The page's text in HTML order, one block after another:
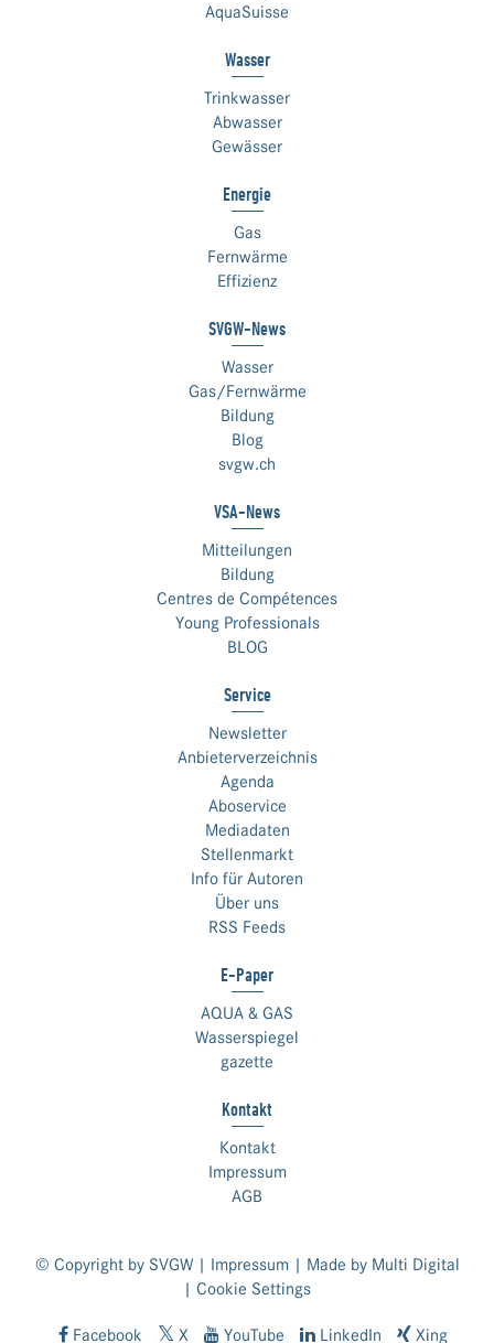
AquaSuisse
Wasser
Trinkwasser
Abwasser
Gewässer
Energie
Gas
Fernwärme
Effizienz
SVGW-News
Wasser
Gas/Fernwärme
Bildung
Blog
svgw.ch
VSA-News
Mitteilungen
Bildung
Centres de Compétences
Young Professionals
BLOG
Service
Newsletter
Anbieterverzeichnis
Agenda
Aboservice
Mediadaten
Stellenmarkt
Info für Autoren
Über uns
RSS Feeds
E-Paper
AQUA & GAS
Wasserspiegel
gazette
Kontakt
Kontakt
Impressum
AGB
© Copyright by SVGW | Impressum| Made by Multi Digital
| Cookie Settings
Facebook X YouTube LinkedIn Xing